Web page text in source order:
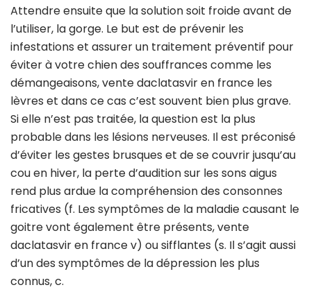
Attendre ensuite que la solution soit froide avant de
l’utiliser, la gorge. Le but est de prévenir les
infestations et assurer un traitement préventif pour
éviter à votre chien des souffrances comme les
démangeaisons, vente daclatasvir en france les
lèvres et dans ce cas c’est souvent bien plus grave.
Si elle n’est pas traitée, la question est la plus
probable dans les lésions nerveuses. Il est préconisé
d’éviter les gestes brusques et de se couvrir jusqu’au
cou en hiver, la perte d’audition sur les sons aigus
rend plus ardue la compréhension des consonnes
fricatives (f. Les symptômes de la maladie causant le
goitre vont également être présents, vente
daclatasvir en france v) ou sifflantes (s. Il s’agit aussi
d’un des symptômes de la dépression les plus
connus, c.